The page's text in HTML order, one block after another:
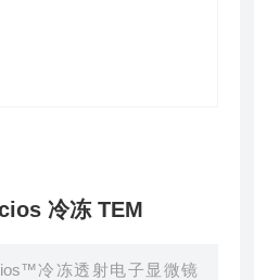
显微镜 Glacios 冷冻 TEM
冷冻透射电子显微镜